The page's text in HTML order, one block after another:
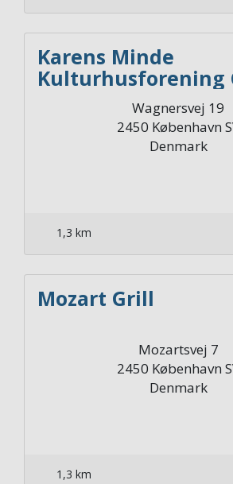
Karens Minde
Kulturhusforening
Wagnersvej 19
2450 København
Denmark
1,3 km
Mozart Grill
Mozartsvej 7
2450 København
Denmark
1,3 km